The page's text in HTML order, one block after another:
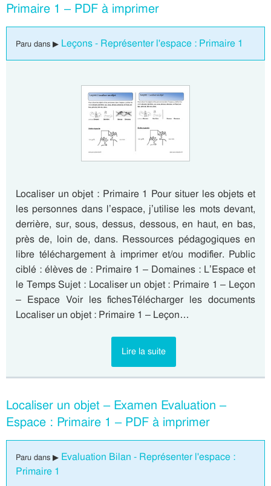
Primaire 1 – PDF à imprimer
Paru dans ▶ Leçons - Représenter l'espace : Primaire 1
Localiser un objet : Primaire 1 Pour situer les objets et
les personnes dans l’espace, j’utilise les mots devant,
derrière, sur, sous, dessus, dessous, en haut, en bas,
près de, loin de, dans. Ressources pédagogiques en
libre téléchargement à imprimer et/ou modifier. Public
ciblé : élèves de : Primaire 1 – Domaines : L’Espace et
le Temps Sujet : Localiser un objet : Primaire 1 – Leçon
– Espace Voir les fichesTélécharger les documents
Localiser un objet : Primaire 1 – Leçon…
Lire la suite
Localiser un objet – Examen Evaluation –
Espace : Primaire 1 – PDF à imprimer
Paru dans ▶ Evaluation Bilan - Représenter l'espace :
Primaire 1